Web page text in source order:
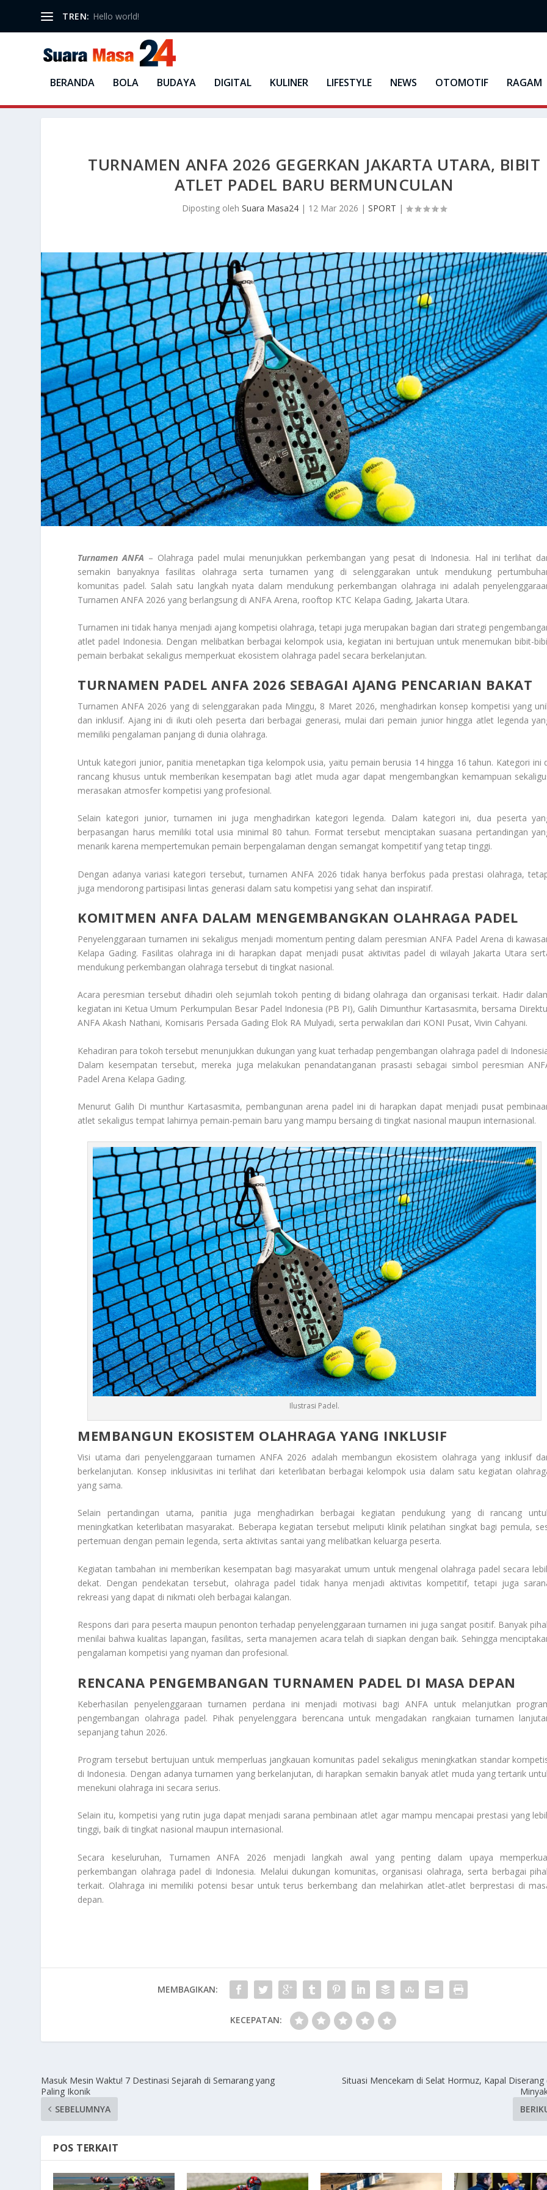
TREN: Hello world!
BERANDA BOLA BUDAYA DIGITAL KULINER LIFESTYLE NEWS OTOMOTIF RAGAM
TURNAMEN ANFA 2026 GEGERKAN JAKARTA UTARA, BIBIT
ATLET PADEL BARU BERMUNCULAN
Diposting olehSuara Masa24 | 12 Mar 2026 |SPORT |
Turnamen ANFA – Olahraga padel mulai menunjukkan perkembangan yang pesat di Indonesia. Hal ini terlihat
semakin banyaknya fasilitas olahraga serta turnamen yang di selenggarakan untuk mendukung
komunitas padel. Salah satu langkah nyata dalam mendukung perkembangan olahraga ini adalah
Turnamen ANFA 2026 yang berlangsung di ANFA Arena, rooftop KTC Kelapa Gading, Jakarta Utara.
Turnamen ini tidak hanya menjadi ajang kompetisi olahraga, tetapi juga merupakan bagian dari strategi
atlet padel Indonesia. Dengan melibatkan berbagai kelompok usia, kegiatan ini bertujuan untuk menemukan bibit-
pemain berbakat sekaligus memperkuat ekosistem olahraga padel secara berkelanjutan.
TURNAMEN PADEL ANFA 2026 SEBAGAI AJANG PENCARIAN BAKAT
Turnamen ANFA 2026 yang di selenggarakan pada Minggu, 8 Maret 2026, menghadirkan konsep kompetisi yang
dan inklusif. Ajang ini di ikuti oleh peserta dari berbagai generasi, mulai dari pemain junior hingga atlet legenda
memiliki pengalaman panjang di dunia olahraga.
Untuk kategori junior, panitia menetapkan tiga kelompok usia, yaitu pemain berusia 14 hingga 16 tahun. Kategori ini
rancang khusus untuk memberikan kesempatan bagi atlet muda agar dapat mengembangkan kemampuan
merasakan atmosfer kompetisi yang profesional.
Selain kategori junior, turnamen ini juga menghadirkan kategori legenda. Dalam kategori ini, dua peserta
berpasangan harus memiliki total usia minimal 80 tahun. Format tersebut menciptakan suasana pertandingan
menarik karena mempertemukan pemain berpengalaman dengan semangat kompetitif yang tetap tinggi.
Dengan adanya variasi kategori tersebut, turnamen ANFA 2026 tidak hanya berfokus pada prestasi olahraga,
juga mendorong partisipasi lintas generasi dalam satu kompetisi yang sehat dan inspiratif.
KOMITMEN ANFA DALAM MENGEMBANGKAN OLAHRAGA PADEL
Penyelenggaraan turnamen ini sekaligus menjadi momentum penting dalam peresmian ANFA Padel Arena di
Kelapa Gading. Fasilitas olahraga ini di harapkan dapat menjadi pusat aktivitas padel di wilayah Jakarta Utara
mendukung perkembangan olahraga tersebut di tingkat nasional.
Acara peresmian tersebut dihadiri oleh sejumlah tokoh penting di bidang olahraga dan organisasi terkait. Hadir
kegiatan ini Ketua Umum Perkumpulan Besar Padel Indonesia (PB PI), Galih Dimunthur Kartasasmita, bersama
ANFA Akash Nathani, Komisaris Persada Gading Elok RA Mulyadi, serta perwakilan dari KONI Pusat, Vivin Cahyani.
Kehadiran para tokoh tersebut menunjukkan dukungan yang kuat terhadap pengembangan olahraga padel di
Dalam kesempatan tersebut, mereka juga melakukan penandatanganan prasasti sebagai simbol peresmian
Padel Arena Kelapa Gading.
Menurut Galih Di munthur Kartasasmita, pembangunan arena padel ini di harapkan dapat menjadi pusat
atlet sekaligus tempat lahirnya pemain-pemain baru yang mampu bersaing di tingkat nasional maupun internasional.
Ilustrasi Padel.
MEMBANGUN EKOSISTEM OLAHRAGA YANG INKLUSIF
Visi utama dari penyelenggaraan turnamen ANFA 2026 adalah membangun ekosistem olahraga yang inklusif
berkelanjutan. Konsep inklusivitas ini terlihat dari keterlibatan berbagai kelompok usia dalam satu kegiatan
yang sama.
Selain pertandingan utama, panitia juga menghadirkan berbagai kegiatan pendukung yang di rancang
meningkatkan keterlibatan masyarakat. Beberapa kegiatan tersebut meliputi klinik pelatihan singkat bagi pemula,
pertemuan dengan pemain legenda, serta aktivitas santai yang melibatkan keluarga peserta.
Kegiatan tambahan ini memberikan kesempatan bagi masyarakat umum untuk mengenal olahraga padel secara
dekat. Dengan pendekatan tersebut, olahraga padel tidak hanya menjadi aktivitas kompetitif, tetapi juga
rekreasi yang dapat di nikmati oleh berbagai kalangan.
Respons dari para peserta maupun penonton terhadap penyelenggaraan turnamen ini juga sangat positif. Banyak
menilai bahwa kualitas lapangan, fasilitas, serta manajemen acara telah di siapkan dengan baik. Sehingga
pengalaman kompetisi yang nyaman dan profesional.
RENCANA PENGEMBANGAN TURNAMEN PADEL DI MASA DEPAN
Keberhasilan penyelenggaraan turnamen perdana ini menjadi motivasi bagi ANFA untuk melanjutkan
pengembangan olahraga padel. Pihak penyelenggara berencana untuk mengadakan rangkaian turnamen
sepanjang tahun 2026.
Program tersebut bertujuan untuk memperluas jangkauan komunitas padel sekaligus meningkatkan standar
di Indonesia. Dengan adanya turnamen yang berkelanjutan, di harapkan semakin banyak atlet muda yang tertarik
menekuni olahraga ini secara serius.
Selain itu, kompetisi yang rutin juga dapat menjadi sarana pembinaan atlet agar mampu mencapai prestasi yang
tinggi, baik di tingkat nasional maupun internasional.
Secara keseluruhan, Turnamen ANFA 2026 menjadi langkah awal yang penting dalam upaya
perkembangan olahraga padel di Indonesia. Melalui dukungan komunitas, organisasi olahraga, serta berbagai
terkait. Olahraga ini memiliki potensi besar untuk terus berkembang dan melahirkan atlet-atlet berprestasi di
depan.
MEMBAGIKAN:
KECEPATAN:
Masuk Mesin Waktu! 7 Destinasi Sejarah di Semarang yang
Paling Ikonik
SEBELUMNYA
Situasi Mencekam di Selat Hormuz, Kapal Diserang
POS TERKAIT